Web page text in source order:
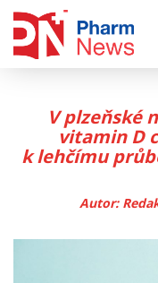
V plzeňské
vitamin D
k lehčímu
Autor: